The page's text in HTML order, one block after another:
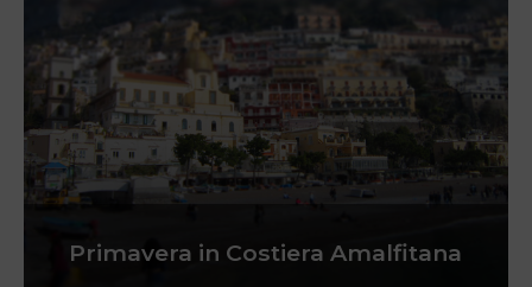
Primavera in Costiera Amalfitana